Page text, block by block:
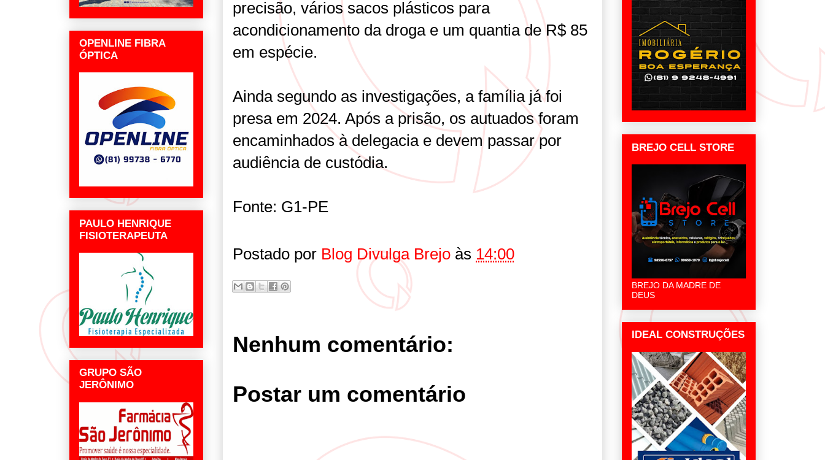
precisão, vários sacos plásticos para
acondicionamento da droga e um quantia de R$ 85
em espécie.
Ainda segundo as investigações, a família já foi
presa em 2024. Após a prisão, os autuados foram
encaminhados à delegacia e devem passar por
audiência de custódia.
Fonte: G1-PE
Postado por Blog Divulga Brejo às 14:00
Nenhum comentário:
Postar um comentário
OPENLINE FIBRA
ÓPTICA
PAULO HENRIQUE
FISIOTERAPEUTA
GRUPO SÃO
JERÔNIMO
BREJO CELL STORE
BREJO DA MADRE DE
DEUS
IDEAL CONSTRUÇÕES